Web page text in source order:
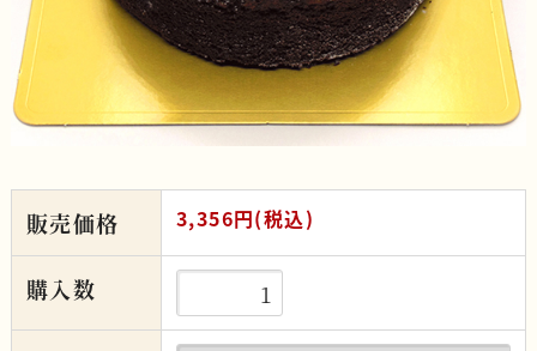
販売価格 3,356円(税込)
購入数